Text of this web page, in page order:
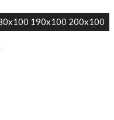
190x100 200x100